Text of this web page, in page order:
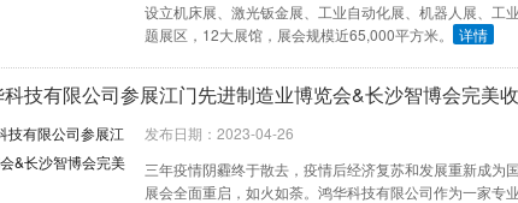
设立机床展、激光钣金展、工业自动化展、机器人展、工
题展区，12大展馆，展会规模近65,000平方米。
详情
技有限公司参展江门先进制造业博览会&长沙智博会完美收
发布日期：2023-04-26
三年疫情阴霾终于散去，疫情后经济复苏和发展重新成为
展会全面重启，如火如荼。鸿华科技有限公司作为一家专